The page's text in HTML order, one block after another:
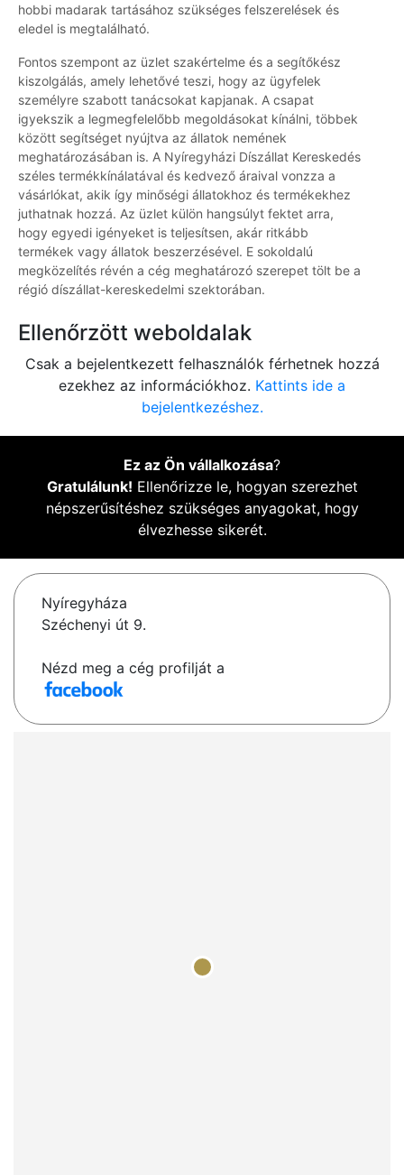
hobbi madarak tartásához szükséges felszerelések és
eledel is megtalálható.
Fontos szempont az üzlet szakértelme és a segítőkész
kiszolgálás, amely lehetővé teszi, hogy az ügyfelek
személyre szabott tanácsokat kapjanak. A csapat
igyekszik a legmegfelelőbb megoldásokat kínálni, többek
között segítséget nyújtva az állatok nemének
meghatározásában is. A Nyíregyházi Díszállat Kereskedés
széles termékkínálatával és kedvező áraival vonzza a
vásárlókat, akik így minőségi állatokhoz és termékekhez
juthatnak hozzá. Az üzlet külön hangsúlyt fektet arra,
hogy egyedi igényeket is teljesítsen, akár ritkább
termékek vagy állatok beszerzésével. E sokoldalú
megközelítés révén a cég meghatározó szerepet tölt be a
régió díszállat-kereskedelmi szektorában.
Ellenőrzött weboldalak
Csak a bejelentkezett felhasználók férhetnek hozzá
ezekhez az információkhoz. Kattints ide a
bejelentkezéshez.
Ez az Ön vállalkozása?
Gratulálunk! Ellenőrizze le, hogyan szerezhet
népszerűsítéshez szükséges anyagokat, hogy
élvezhesse sikerét.
Nyíregyháza
Széchenyi út 9.
Nézd meg a cég profilját a